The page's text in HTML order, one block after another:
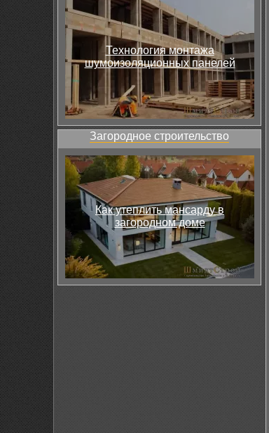
Технология монтажа
шумоизоляционных панелей
Загородное строительство
Как утеплить мансарду в
загородном доме